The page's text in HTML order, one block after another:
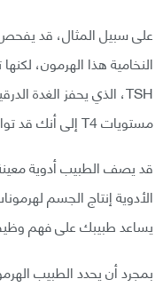
النخامية هذا الهرمون،
مستويات T4 إلى أنك قد تواجه مشكلة في الغدة النخامية.
قد يصف الطبيب أدوية
الأدوية إنتاج الجسم
يساعد طبيبك على فهم
بمجرد أن يحدد الطبيب